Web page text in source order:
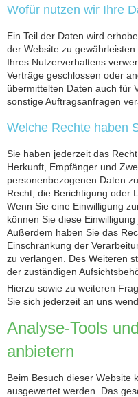
Wofür nutzen wir Ihre
Ein Teil der Daten wird
der Website zu
Ihres Nutzerverhaltens
Verträge geschlossen oder
übermittelten Daten auch für
sonstige Auftragsanfragen
Welche Rechte haben
Sie haben jederzeit das
Herkunft, Empfänger und
personenbezogenen Daten
Recht, die Berichtigung oder
Wenn Sie eine Einwilligung
können Sie diese
Außerdem haben Sie das
Einschränkung der
zu verlangen. Des Weiteren
der zuständigen
Hierzu sowie zu weiteren
Sie sich jederzeit an uns
Analyse-Tools
anbietern
Beim Besuch dieser Website
ausgewertet werden. Das